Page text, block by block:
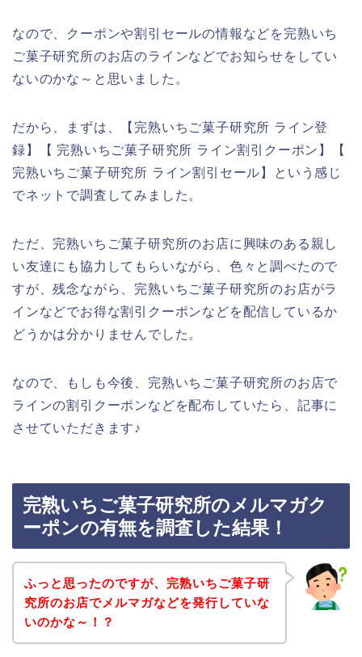
なので、クーポンや割引セールの情報などを完熟いち
ご菓子研究所のお店のラインなどでお知らせをしてい
ないのかな～と思いました。
だから、まずは、【完熟いちご菓子研究所 ライン登
録】【 完熟いちご菓子研究所 ライン割引クーポン】【
完熟いちご菓子研究所 ライン割引セール】という感じ
でネットで調査してみました。
ただ、完熟いちご菓子研究所のお店に興味のある親し
い友達にも協力してもらいながら、色々と調べたので
すが、残念ながら、完熟いちご菓子研究所のお店がラ
インなどでお得な割引クーポンなどを配信しているか
どうかは分かりませんでした。
なので、もしも今後、完熟いちご菓子研究所のお店で
ラインの割引クーポンなどを配布していたら、記事に
させていただきます♪
完熟いちご菓子研究所のメルマガク
ーポンの有無を調査した結果！
ふっと思ったのですが、完熟いちご菓子研
究所のお店でメルマガなどを発行していな
いのかな～！？